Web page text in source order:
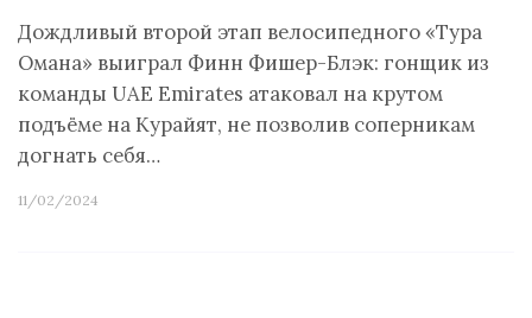
Дождливый второй этап велосипедного «Тура
Омана» выиграл Финн Фишер-Блэк: гонщик из
команды UAE Emirates атаковал на крутом
подъёме на Курайят, не позволив соперникам
догнать себя…
11/02/2024